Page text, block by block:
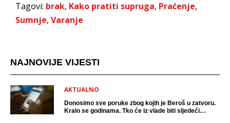
Tagovi: brak, Kako pratiti supruga, Praćenje,
Sumnje, Varanje
NAJNOVIJE VIJESTI
AKTUALNO
Donosimo sve poruke zbog kojih je Beroš u zatvoru.
Kralo se godinama. Tko će iz vlade biti sljedeći